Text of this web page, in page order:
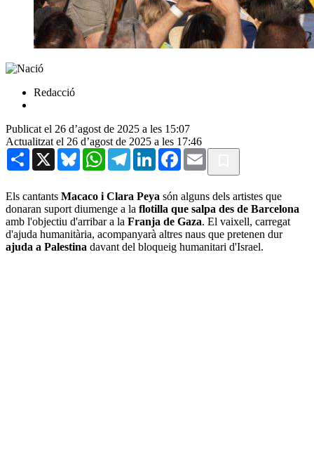
Redacció
Publicat el 26 d’agost de 2025 a les 15:07
Actualitzat el 26 d’agost de 2025 a les 17:46
Share X BlueskyWhatsAppTelegramLinkedInFacebook
Email
Els cantants Macaco i Clara Peya són alguns dels artistes que
donaran suport diumenge a la flotilla que salpa des de Barcelona
amb l'objectiu d'arribar a la Franja de Gaza. El vaixell, carregat
d'ajuda humanitària, acompanyarà altres naus que pretenen dur
ajuda a Palestina davant del bloqueig humanitari d'Israel.